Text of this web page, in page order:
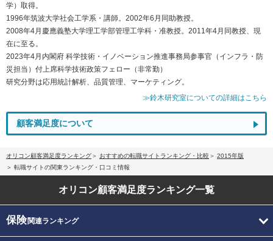
学）取得。
1996年筑波大学社会工学系・講師。2002年6月同助教授。
2008年4月慶應義塾大学理工学部管理工学科・准教授。2011年4月同教授、現
在に至る。
2023年4月内閣府 科学技術・イノベーション推進事務局参事官（インフラ・防
災担当）付上席科学技術政策フェロー（非常勤）
研究分野は応用統計解析、品質管理、マーケティング。
≫鈴木研究室についての詳細はこちら
顧客満足度について
オリコン顧客満足度ランキング おすすめの転職サイトランキング・比較
2015年版
転職サイトの関東ランキング・口コミ情報
オリコン顧客満足度ランキング一覧
保険関連ランキング